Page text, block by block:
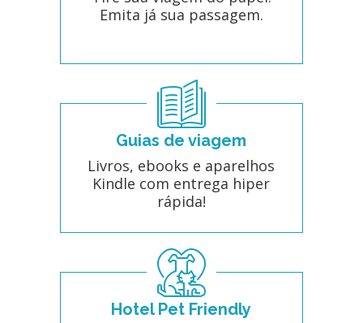
Emita já sua passagem.
Guias de viagem
Livros, ebooks e aparelhos
Kindle com entrega hiper
rápida!
Hotel Pet Friendly